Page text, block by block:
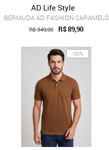
AD Life Style
BERMUDA AD FASHION CARAMELO
R$ 349,90 R$ 89,90
-30%